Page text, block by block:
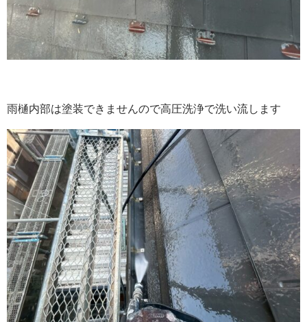
雨樋内部は塗装できませんので高圧洗浄で洗い流します